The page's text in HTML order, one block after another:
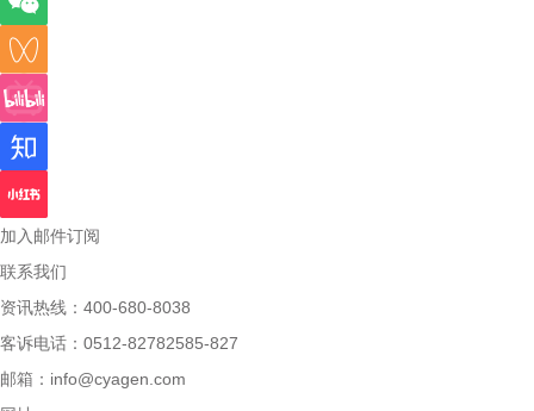
加入邮件订阅
联系我们
资讯热线：400-680-8038
客诉电话：0512-82782585-827
邮箱： info@cyagen.com